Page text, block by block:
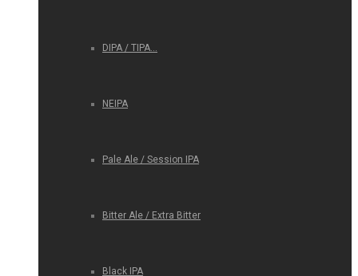
DIPA / TIPA…
NEIPA
Pale Ale / Session IPA
Bitter Ale / Extra Bitter
Black IPA